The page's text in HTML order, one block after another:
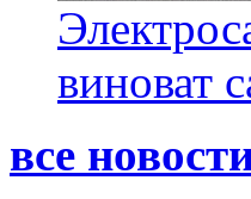
виноват
все